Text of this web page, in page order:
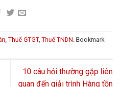
, Thuế GTGT, Thuế TNDN. Bookmark
10 câu hỏi thường gặp liên
quan đến giải trình Hàng tồn